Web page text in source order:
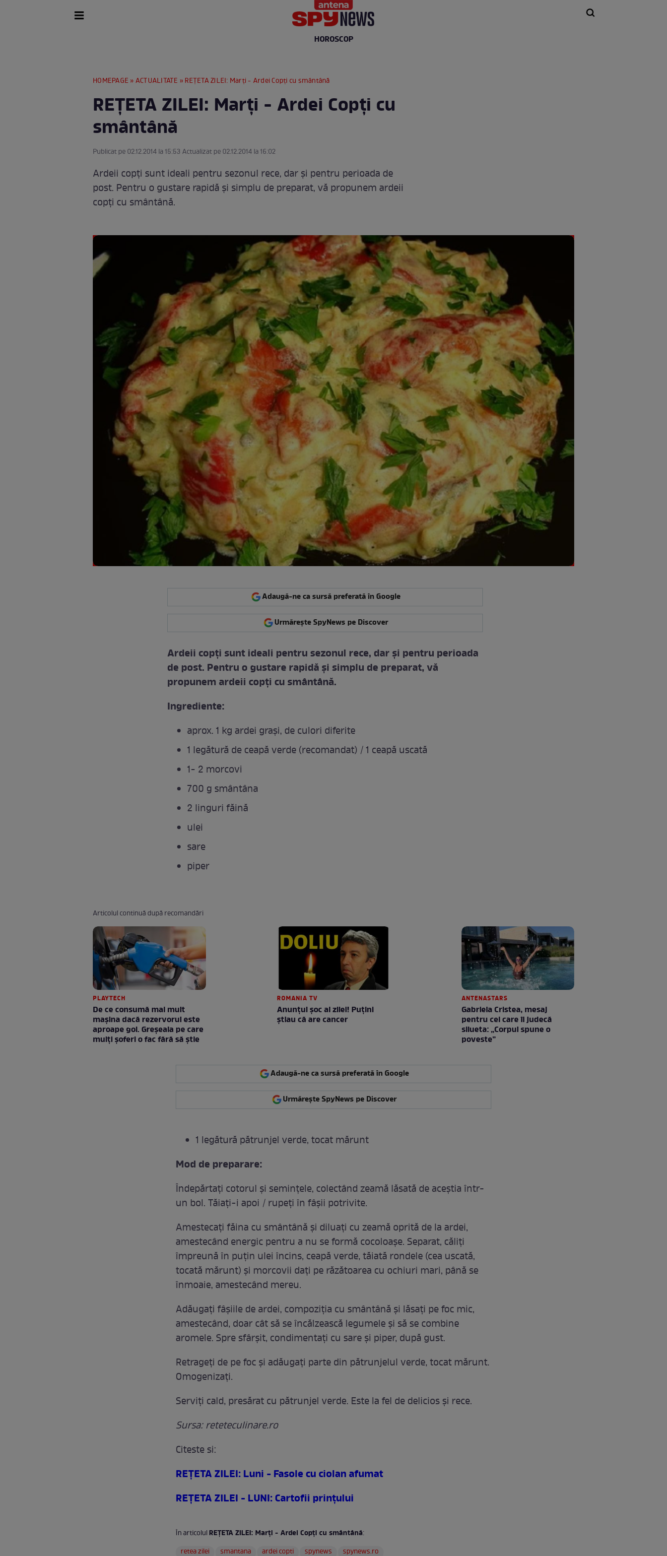
HOROSCOP
HOMEPAGE »ACTUALITATE » REŢETA ZILEI: Marţi - Ardei Copţi cu smântână
REŢETA ZILEI: Marţi - Ardei Copţi cu
smântână
Publicat pe 02.12.2014 la 15:53 Actualizat pe 02.12.2014 la 16:02
Ardeii copţi sunt ideali pentru sezonul rece, dar şi pentru perioada de
post. Pentru o gustare rapidă şi simplu de preparat, vă propunem ardeii
copţi cu smântână.
Adaugă-ne ca sursă preferată în Google
Urmărește SpyNews pe Discover
Ardeii copţi sunt ideali pentru sezonul rece, dar şi pentru perioada
de post. Pentru o gustare rapidă şi simplu de preparat, vă
propunem ardeii copţi cu smântână.
Ingrediente:
aprox. 1 kg ardei grași, de culori diferite
1 legătură de ceapă verde (recomandat) / 1 ceapă uscată
1- 2 morcovi
700 g smântâna
2 linguri făină
ulei
sare
piper
Articolul continuă după recomandări
PLAYTECH
De ce consumă mai mult
mașina dacă rezervorul este
aproape gol. Greșeala pe care
mulți șoferi o fac fără să știe
ROMANIA TV
Anunţul şoc al zilei! Puţini
ştiau că are cancer
ANTENASTARS
Gabriela Cristea, mesaj
pentru cei care îi judecă
silueta: „Corpul spune o
poveste”
Adaugă-ne ca sursă preferată în Google
Urmărește SpyNews pe Discover
1 legătură pătrunjel verde, tocat mărunt
Mod de preparare:
Îndepărtați cotorul și semințele, colectând zeamă lăsată de aceștia într-
un bol. Tăiați-i apoi / rupeți în fâșii potrivite.
Amestecați făina cu smântână și diluați cu zeamă oprită de la ardei,
amestecând energic pentru a nu se formă cocoloașe. Separat, căliți
împreună în puțin ulei încins, ceapă verde, tăiată rondele (cea uscată,
tocată mărunt) și morcovii dați pe răzătoarea cu ochiuri mari, până se
înmoaie, amestecând mereu.
Adăugați fâșiile de ardei, compoziția cu smântână și lăsați pe foc mic,
amestecând, doar cât să se încălzească legumele și să se combine
aromele. Spre sfârșit, condimentați cu sare și piper, după gust.
Retrageți de pe foc și adăugați parte din pătrunjelul verde, tocat mărunt.
Omogenizați.
Serviți cald, presărat cu pătrunjel verde. Este la fel de delicios și rece.
Sursa: reteteculinare.ro
Citeste si:
REŢETA ZILEI: Luni - Fasole cu ciolan afumat
REŢETA ZILEI - LUNI: Cartofii prinţului
În articolulREŢETA ZILEI: Marţi - Ardei Copţi cu smântână:
retea zilei
smantana ardei copti spynews spynews.ro